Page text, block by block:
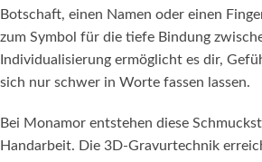
Botschaft, einen Namen oder einen
zum Symbol für die tiefe Bindung
Individualisierung ermöglicht es dir,
sich nur schwer in Worte fassen lassen.
Bei Monamor entstehen diese
Handarbeit. Die 3D-Gravurtechnik